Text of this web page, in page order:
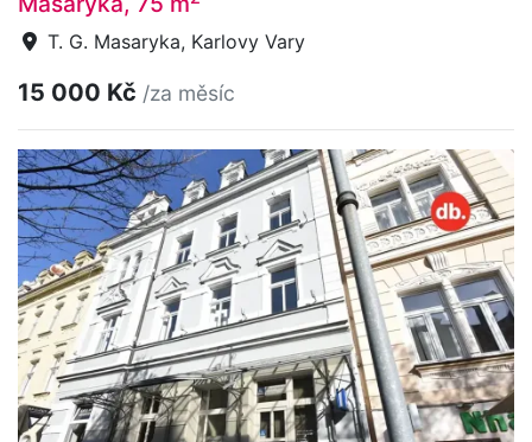
T. G. Masaryka, Karlovy Vary
15 000 Kč /za měsíc